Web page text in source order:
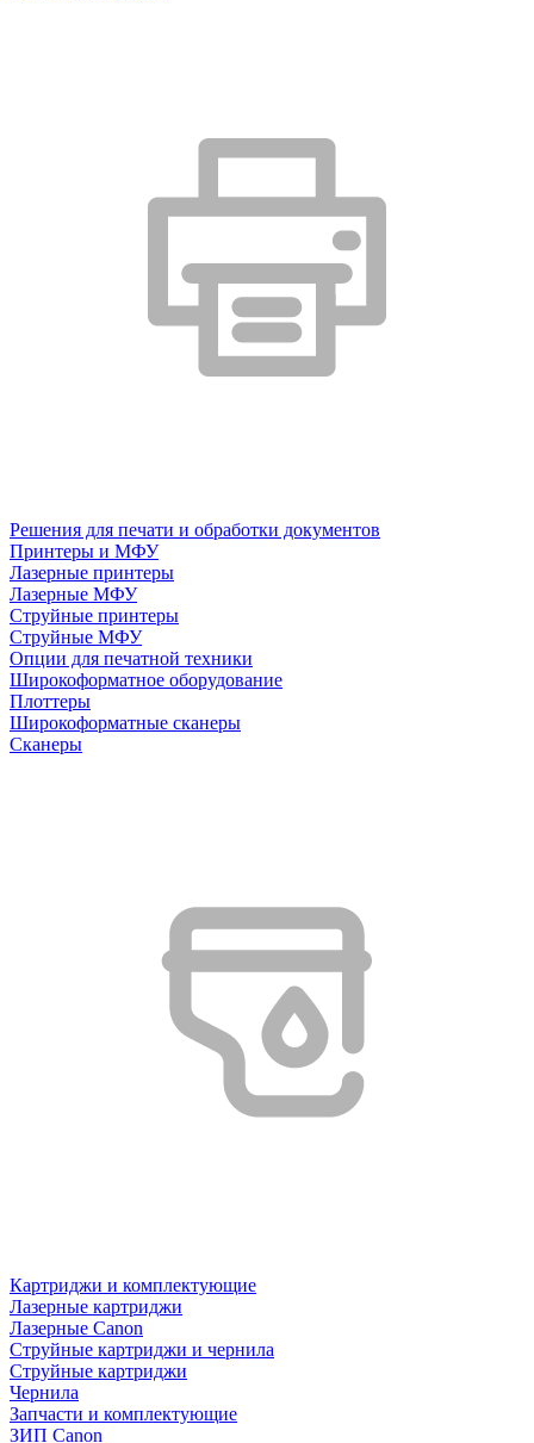
Решения для печати и обработки документов
Принтеры и МФУ
Лазерные принтеры
Лазерные МФУ
Струйные принтеры
Струйные МФУ
Опции для печатной техники
Широкоформатное оборудование
Плоттеры
Широкоформатные сканеры
Сканеры
Картриджи и комплектующие
Лазерные картриджи
Лазерные Canon
Струйные картриджи и чернила
Струйные картриджи
Чернила
Запчасти и комплектующие
ЗИП Canon